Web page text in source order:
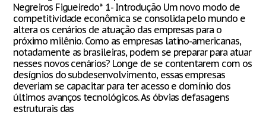
Negreiros Figueiredo* 1- Introdução Um novo modo de
competitividade econômica se consolida pelo mundo e
altera os cenários de atuação das empresas para o
próximo milênio. Como as empresas latino-americanas,
notadamente as brasileiras, podem se preparar para atuar
nesses novos cenários? Longe de se contentarem com os
desígnios do subdesenvolvimento, essas empresas
deveriam se capacitar para ter acesso e domínio dos
últimos avanços tecnológicos. As óbvias defasagens
estruturais das